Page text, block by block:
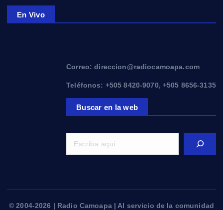
En Vivo
Correo: direccion@radiocamoapa.com
Teléfonos: +505 8420-9070, +505 8656-3135
Buscar en la web
© 2004-2026 | Radio Camoapa | Al servicio de la comunidad